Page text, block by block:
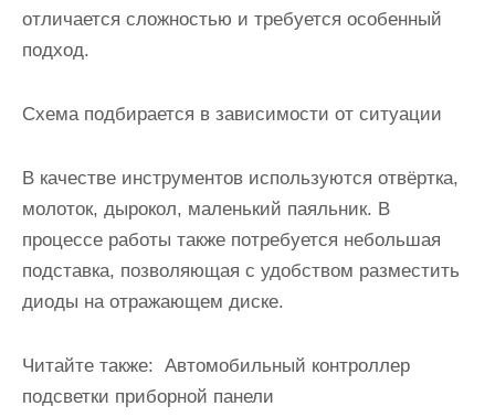
отличается сложностью и требуется особенный
подход.
Схема подбирается в зависимости от ситуации
В качестве инструментов используются отвёртка,
молоток, дырокол, маленький паяльник. В
процессе работы также потребуется небольшая
подставка, позволяющая с удобством разместить
диоды на отражающем диске.
Читайте также: Автомобильный контроллер
подсветки приборной панели